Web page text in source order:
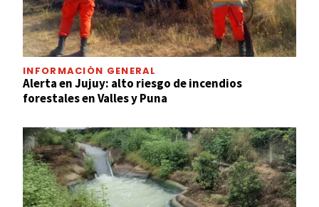
INFORMACIÓN GENERAL
Alerta en Jujuy: alto riesgo de incendios
forestales en Valles y Puna